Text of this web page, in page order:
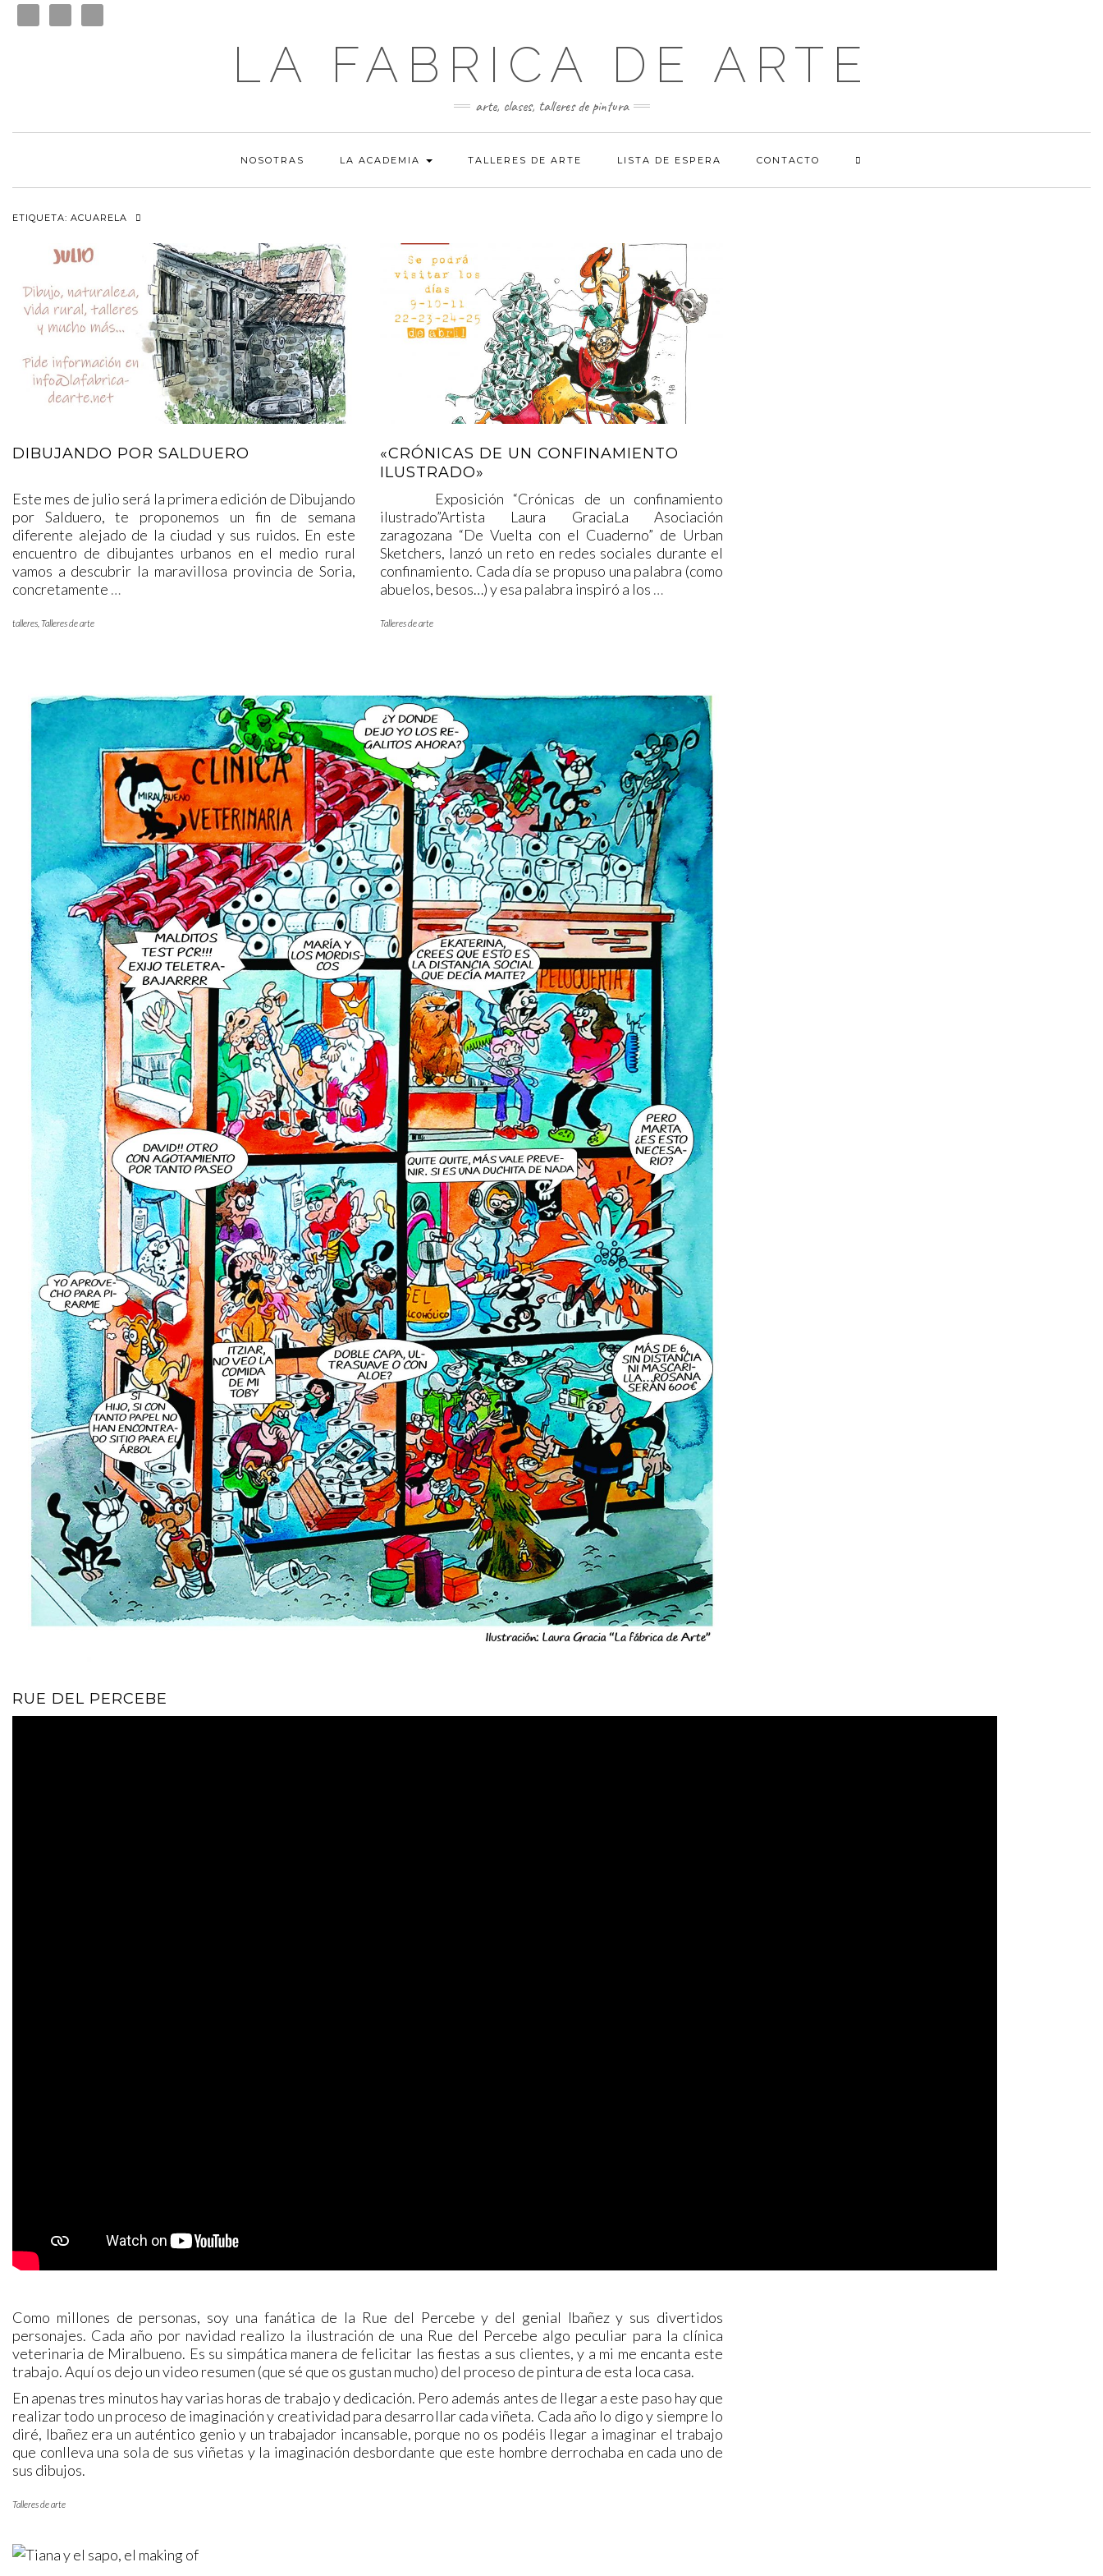
LA FABRICA DE ARTE
arte, clases, talleres de pintura
NOSOTRAS LA ACADEMIA TALLERES DE ARTE LISTA DE ESPERA CONTACTO
ETIQUETA: ACUARELA
DIBUJANDO POR SALDUERO
Este mes de julio será la primera edición de Dibujando
por Salduero, te proponemos un fin de semana
diferente alejado de la ciudad y sus ruidos. En este
encuentro de dibujantes urbanos en el medio rural
vamos a descubrir la maravillosa provincia de Soria,
concretamente …
talleres Talleres de arte
«CRÓNICAS DE UN CONFINAMIENTO
ILUSTRADO»
Exposición “Crónicas de un confinamiento
ilustrado”Artista Laura GraciaLa Asociación
zaragozana “De Vuelta con el Cuaderno” de Urban
Sketchers, lanzó un reto en redes sociales durante el
confinamiento. Cada día se propuso una palabra (como
abuelos, besos…) y esa palabra inspiró a los …
Talleres de arte
RUE DEL PERCEBE
Como millones de personas, soy una fanática de la Rue del Percebe y del genial Ibañez y sus divertidos
personajes. Cada año por navidad realizo la ilustración de una Rue del Percebe algo peculiar para la clínica
veterinaria de Miralbueno. Es su simpática manera de felicitar las fiestas a sus clientes, y a mi me encanta este
trabajo. Aquí os dejo un video resumen (que sé que os gustan mucho) del proceso de pintura de esta loca casa.
En apenas tres minutos hay varias horas de trabajo y dedicación. Pero además antes de llegar a este paso hay que
realizar todo un proceso de imaginación y creatividad para desarrollar cada viñeta. Cada año lo digo y siempre lo
diré, Ibañez era un auténtico genio y un trabajador incansable, porque no os podéis llegar a imaginar el trabajo
que conlleva una sola de sus viñetas y la imaginación desbordante que este hombre derrochaba en cada uno de
sus dibujos.
Talleres de arte